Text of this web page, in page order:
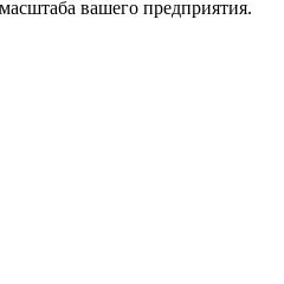
вашего предприятия.